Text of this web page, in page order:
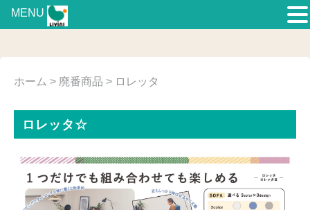
ホーム > 廃番商品 > ロレッタ
ロレッタ☆
MENU